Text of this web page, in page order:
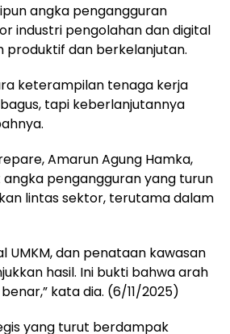
angka pengangguran
industri pengolahan dan digital
dan berkelanjutan.
keterampilan tenaga kerja
tapi keberlanjutannya
Amarun Agung Hamka,
pengangguran yang turun
lintas sektor, terutama dalam
dan penataan kawasan
hasil. Ini bukti bahwa arah
kata dia. (6/11/2025)
yang turut berdampak